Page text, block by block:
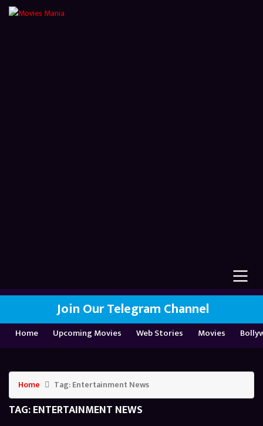
Join Our Telegram Channel
Home Upcoming Movies Web Stories Movies
Home Tag:Entertainment News
TAG:ENTERTAINMENT NEWS